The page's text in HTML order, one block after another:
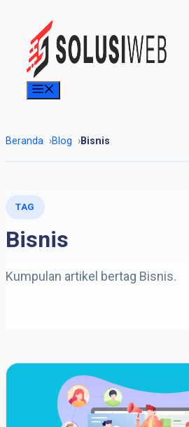
content
Beranda Blog Bisnis
TAG
Bisnis
Kumpulan artikel bertag Bisnis.